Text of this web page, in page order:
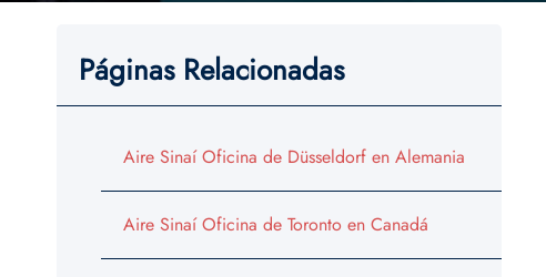
Páginas Relacionadas
Aire Sinaí Oficina de Düsseldorf en Alemania
Aire Sinaí Oficina de Toronto en Canadá